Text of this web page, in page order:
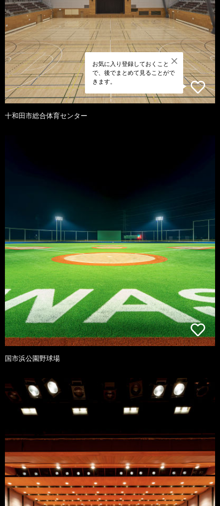
お気に入り登録しておくこと
で、後でまとめて見ることがで
きます。
十和田市総合体育センター
国市浜公園野球場